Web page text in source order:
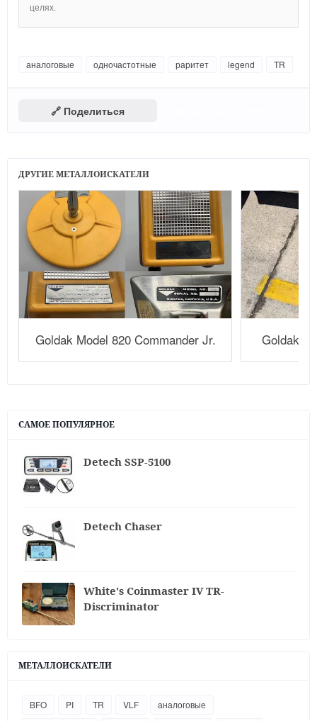
целях.
аналоговые одночастотные раритет legend TR
🔗 Поделиться
ДРУГИЕ МЕТАЛЛОИСКАТЕЛИ
Goldak Model 820 Commander Jr. Goldak
САМОЕ ПОПУЛЯРНОЕ
Detech SSP-5100
Detech Chaser
White's Coinmaster IV TR-
Discriminator
МЕТАЛЛОИСКАТЕЛИ
BFO PI TR VLF
аналоговые